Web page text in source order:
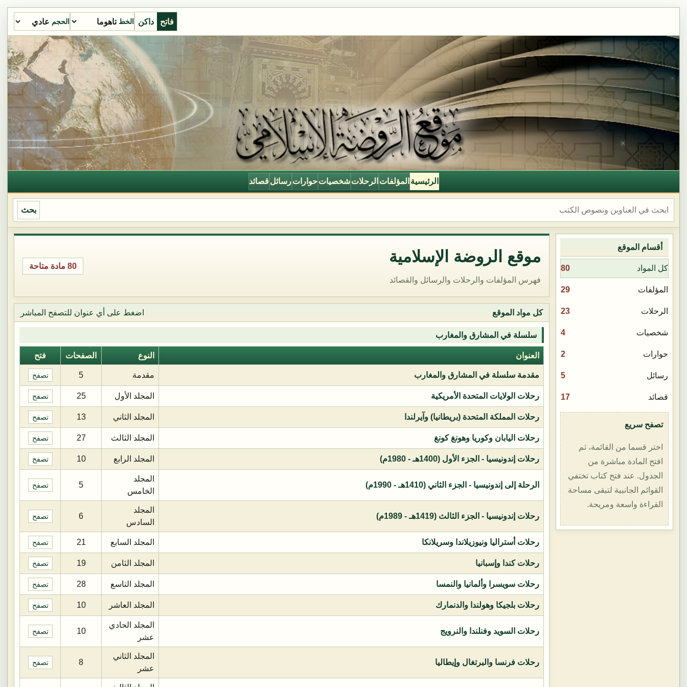
فاتح داكن الخط الحجم
الرئيسية المؤلفات الرحلات شخصيات حوارات رسائل قصائد
بحث
أقسام الموقع
كل المواد 80
المؤلفات 29
الرحلات 23
شخصيات 4
حوارات 2
رسائل 5
قصائد 17
تصفح سريع
اختر قسما من القائمة، ثم
افتح المادة مباشرة من
الجدول. عند فتح كتاب تختفي
القوائم الجانبية لتبقى مساحة
القراءة واسعة ومريحة.
موقع الروضة الإسلامية
فهرس المؤلفات والرحلات والرسائل والقصائد
80 مادة متاحة
كل مواد الموقع اضغط على أي عنوان للتصفح المباشر
سلسلة في المشارق والمغارب
العنوان النوع الصفحات فتح
مقدمة سلسلة في المشارق والمغارب مقدمة 5 تصفح
رحلات الولايات المتحدة الأمريكية المجلد الأول 25 تصفح
رحلات المملكة المتحدة (بريطانيا) وآيرلندا المجلد الثاني 13 تصفح
رحلات اليابان وكوريا وهونغ كونغ المجلد الثالث 27 تصفح
رحلات إندونيسيا - الجزء الأول (1400هـ - 1980م) المجلد الرابع 10 تصفح
الرحلة إلى إندونيسيا - الجزء الثاني (1410هـ - 1990م)
المجلد
الخامس
5 تصفح
رحلات إندونيسيا - الجزء الثالث (1419هـ - 1989م)
المجلد
السادس
6 تصفح
رحلات أستراليا ونيوزيلاندا وسريلانكا المجلد السابع 21 تصفح
رحلات كندا وإسبانيا المجلد الثامن 19 تصفح
رحلات سويسرا وألمانيا والنمسا المجلد التاسع 28 تصفح
رحلات بلجيكا وهولندا والدنمارك المجلد العاشر 10 تصفح
رحلات السويد وفنلندا والنرويج
المجلد الحادي
عشر
10 تصفح
رحلات فرنسا والبرتغال وإيطاليا
المجلد الثاني
عشر
8 تصفح